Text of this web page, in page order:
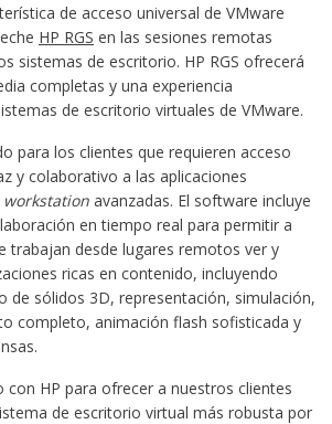
de acceso universal de VMware
HP RGS en las sesiones remotas
sistemas de escritorio. HP RGS ofrecerá
completas y una experiencia
de escritorio virtuales de VMware.
para los clientes que requieren acceso
y colaborativo a las aplicaciones
workstationavanzadas. El software incluye
en tiempo real para permitir a
trabajan desde lugares remotos ver y
ricas en contenido, incluyendo
de sólidos 3D, representación, simulación,
completo, animación flash sofisticada y
con HP para ofrecer a nuestros clientes
de escritorio virtual más robusta por